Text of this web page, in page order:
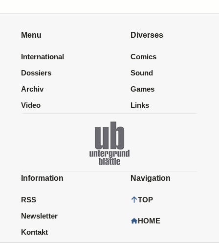
Menu
International
Dossiers
Archiv
Video
Diverses
Comics
Sound
Games
Links
Information
RSS
Newsletter
Kontakt
Navigation
TOP
HOME